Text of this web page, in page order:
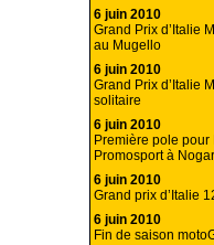
6 juin 2010
Grand Prix d’Italie
au Mugello
6 juin 2010
Grand Prix d’Italie
solitaire
6 juin 2010
Première pole
Promosport à
6 juin 2010
Grand prix d’Italie
6 juin 2010
Fin de saison